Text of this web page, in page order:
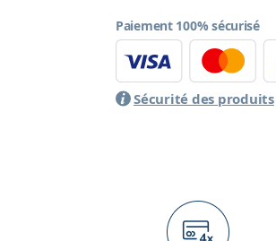
Paiement 100% sécurisé
Sécurité des produits